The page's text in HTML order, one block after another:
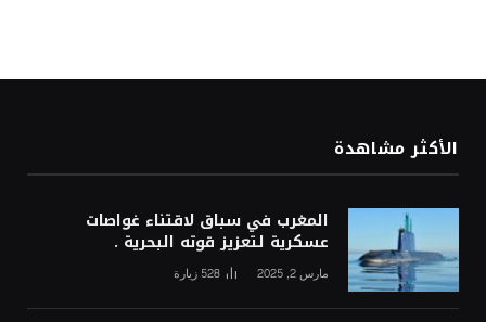
الأكثر مشاهدة
المغرب في سباق لاقتناء غواصات
عسكرية لتعزيز قوته البحرية .
مارس 2, 2025 528 زيارة